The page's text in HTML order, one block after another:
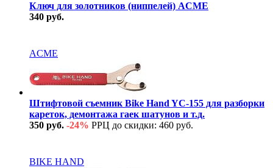
Ключ для золотников (ниппелей) ACME
340 руб.
ACME
Штифтовой съемник Bike Hand YC-155 для разборки
кареток, демонтажа гаек шатунов и т.д.
350 руб. -24% РРЦ до скидки: 460 руб.
BIKE HAND